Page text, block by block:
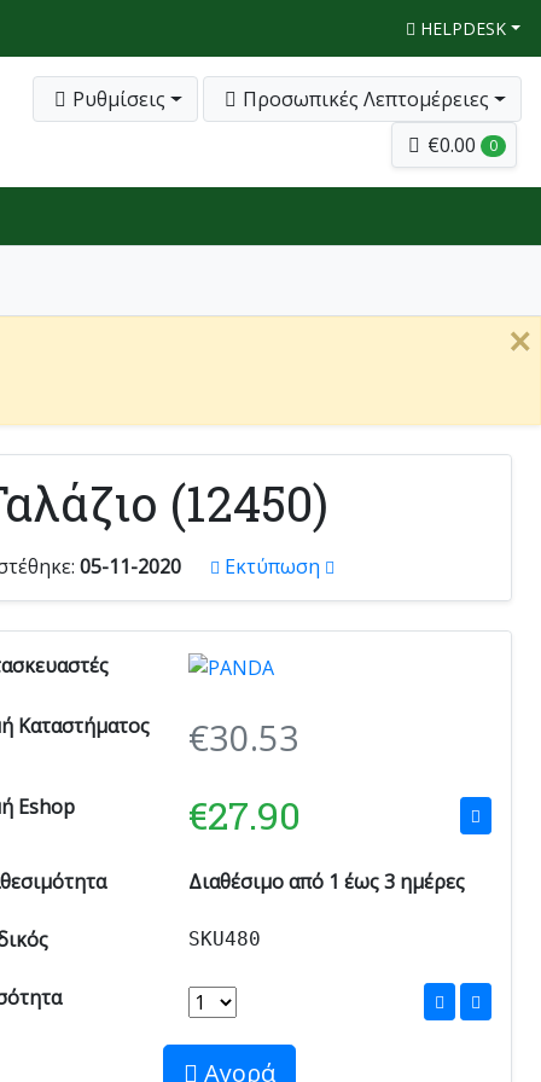
HELPDESK
Ρυθμίσεις
Προσωπικές Λεπτομέρειες
€0.00
0
×
(12450)
05-11-2020 Εκτύπωση
Καταστήματος €30.53
Eshop €27.90
Διαθέσιμο από 1 έως 3 ημέρες
SKU480
Αγορά